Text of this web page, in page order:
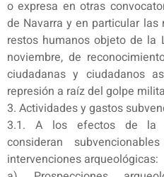
o expresa en otras
de Navarra y en particular
restos humanos objeto de la
noviembre, de
ciudadanas y ciudadanos
represión a raíz del golpe
3. Actividades y gastos
3.1. A los efectos de la
consideran
intervenciones arqueológicas: